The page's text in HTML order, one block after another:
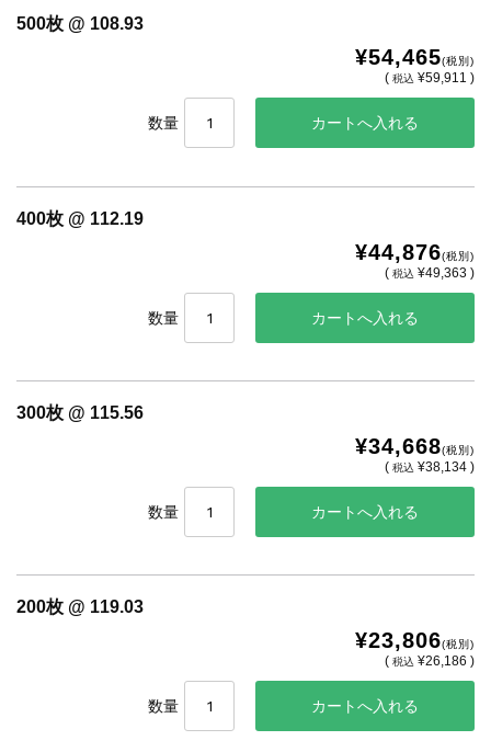
500枚 @ 108.93
¥54,465(税別)
(税込 ¥59,911 )
数量
400枚 @ 112.19
¥44,876(税別)
(税込 ¥49,363 )
数量
300枚 @ 115.56
¥34,668(税別)
(税込 ¥38,134 )
数量
200枚 @ 119.03
¥23,806(税別)
(税込 ¥26,186 )
数量